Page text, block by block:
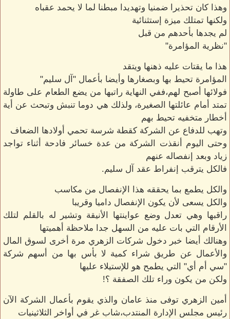
وهذا كان تحذيرا ضمنيا وتهديدا مبطنا لما لا يحمد عقباه
ولكنها تمتلك ميزة إستثنائية
لم يجدها بأحدهم من قبل
"نظرية المؤامرة"
هذا ما يقتات عليه ذهنها ويتقد
المؤامرة تحيط بها وبصغارها وأيضا بأعمال "آل سليم"
فولائها أصبح لهم،ففي النهاية راتبها من يضع الطعام على طاولة
تمتد أمام عائلتها الصغيرة، ولذلك هي دوما تنبش وتبحث عن أية
أخطار متخفيه تحيط بهم
وتهب للدفاع عن الشركة كقطة شرسة تحمي أولادها الضعاف
وحتى اليوم أنقذت الشركة من عدة خسائر فادحة أثناء تواجد
زياد وبعد إنفصاله عنهم
فالكل يترقب إنفراط عقد آل سليم.
والكل يطمع بما يحققه هذا الإنفصال من مكاسب
والكل يسعى لأن يكون الإنفصال داميا وقريبا
راقبها وهي تعدل وضع عواينتها الأنيقة وتشير له بالقلم لتلك
الأرقام التي بات عليه من السهل جدا ملاحظة أهميتها
وهنالك أيضا خبر دخول شركات الزهري مرة أخرى لسوق المال
والأعمال عن طريق شراء كمية لا بأس بها من أسهم شركة
"سي أم أي" التي يطمح هو للإستيلاء عليها
ولكن من يكون وراء تلك الصفقة ؟!
أمين الزهري توفى منذ عامان والذي يقوم بأعمال الشركة الآن
رئيس مجلس الإدارة المنتدب،شاب غر في أواخر الثلاثينيات